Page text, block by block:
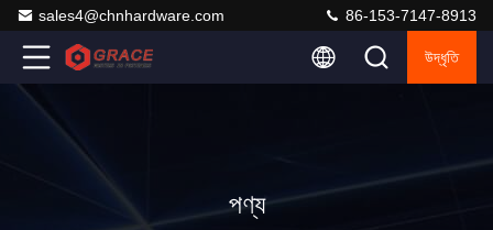
sales4@chnhardware.com 86-153-7147-8913
উদ্ধৃতি
পণ্য